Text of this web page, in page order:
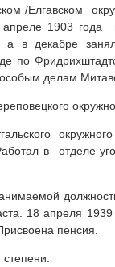
/Елгавском
апреле 1903
в декабре
по
делам
в отделе
18 апреля
пенсия.